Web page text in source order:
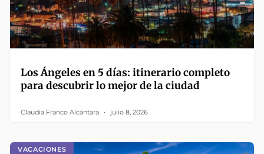
Los Ángeles en 5 días: itinerario completo
para descubrir lo mejor de la ciudad
Claudia Franco Alcántara julio 8, 2026
VACACIONES